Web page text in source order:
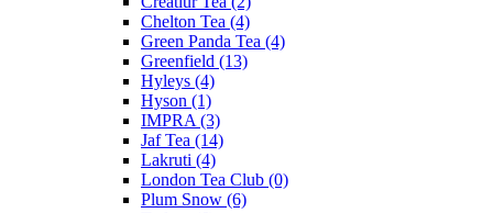
Chelton Tea (4)
Green Panda Tea (4)
Greenfield (13)
Hyleys (4)
Hyson (1)
IMPRA (3)
Jaf Tea (14)
Lakruti (4)
London Tea Club (0)
Plum Snow (6)